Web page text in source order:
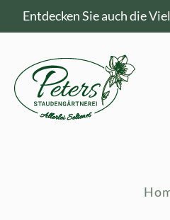
Entdecken Sie auch die